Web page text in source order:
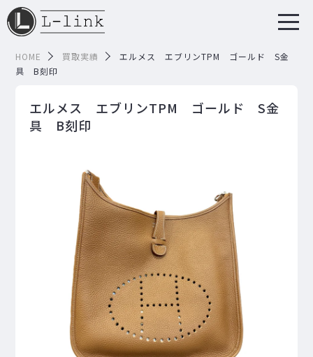
HOME 買取実績
エルメス エブリンTPM ゴールド S金
具 B刻印
エルメス エブリンTPM ゴールド S金
具 B刻印